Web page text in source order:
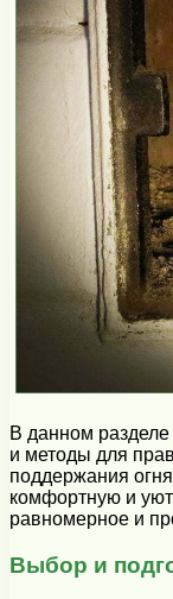
В данном
и методы для
поддержания
комфортную и
равномерное и
Выбор и